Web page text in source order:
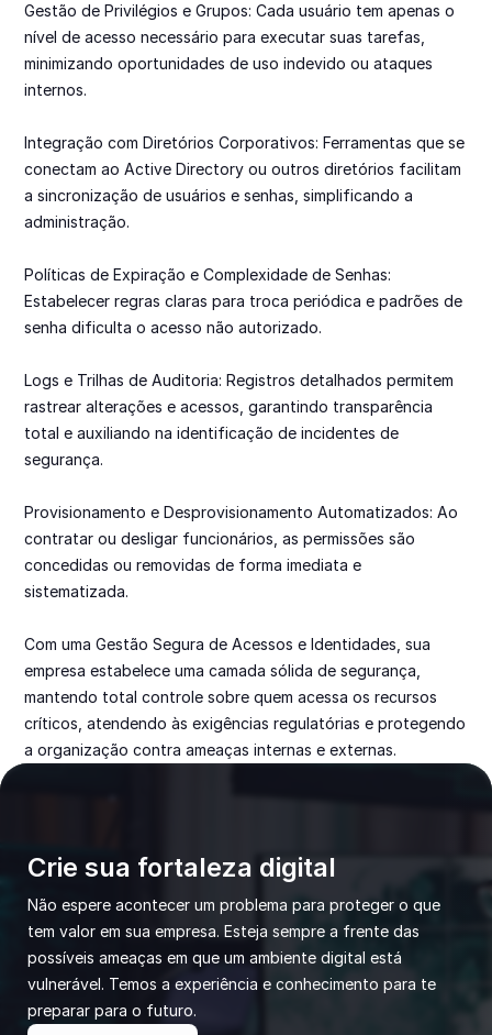
Gestão de Privilégios e Grupos: Cada usuário tem apenas o
nível de acesso necessário para executar suas tarefas,
minimizando oportunidades de uso indevido ou ataques
internos.
Integração com Diretórios Corporativos: Ferramentas que se
conectam ao Active Directory ou outros diretórios facilitam
a sincronização de usuários e senhas, simplificando a
administração.
Políticas de Expiração e Complexidade de Senhas:
Estabelecer regras claras para troca periódica e padrões de
senha dificulta o acesso não autorizado.
Logs e Trilhas de Auditoria: Registros detalhados permitem
rastrear alterações e acessos, garantindo transparência
total e auxiliando na identificação de incidentes de
segurança.
Provisionamento e Desprovisionamento Automatizados: Ao
contratar ou desligar funcionários, as permissões são
concedidas ou removidas de forma imediata e
sistematizada.
Com uma Gestão Segura de Acessos e Identidades, sua
empresa estabelece uma camada sólida de segurança,
mantendo total controle sobre quem acessa os recursos
críticos, atendendo às exigências regulatórias e protegendo
a organização contra ameaças internas e externas.
Crie sua fortaleza digital
Não espere acontecer um problema para proteger o que
tem valor em sua empresa. Esteja sempre a frente das
possíveis ameaças em que um ambiente digital está
vulnerável. Temos a experiência e conhecimento para te
preparar para o futuro.